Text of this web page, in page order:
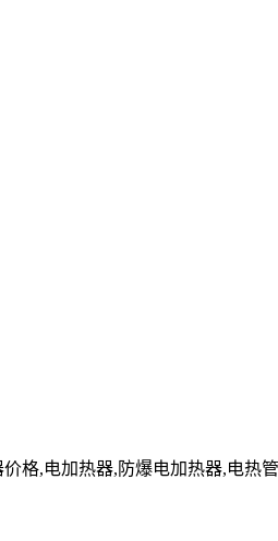
格,电加热器,防爆电加热器,电热